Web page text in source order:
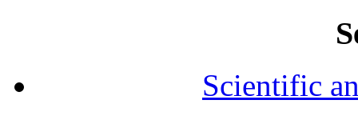
Scientific